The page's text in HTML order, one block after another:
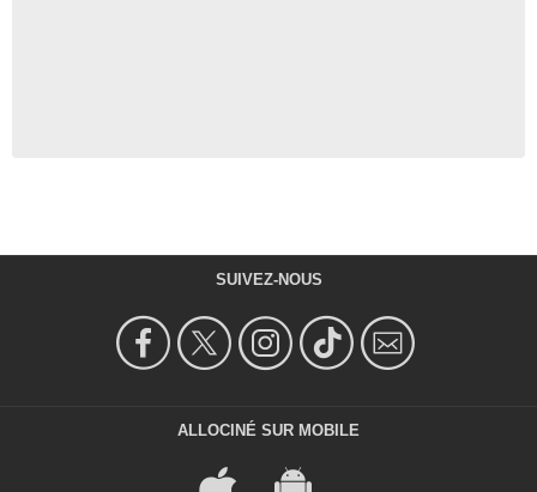
SUIVEZ-NOUS
ALLOCINÉ SUR MOBILE